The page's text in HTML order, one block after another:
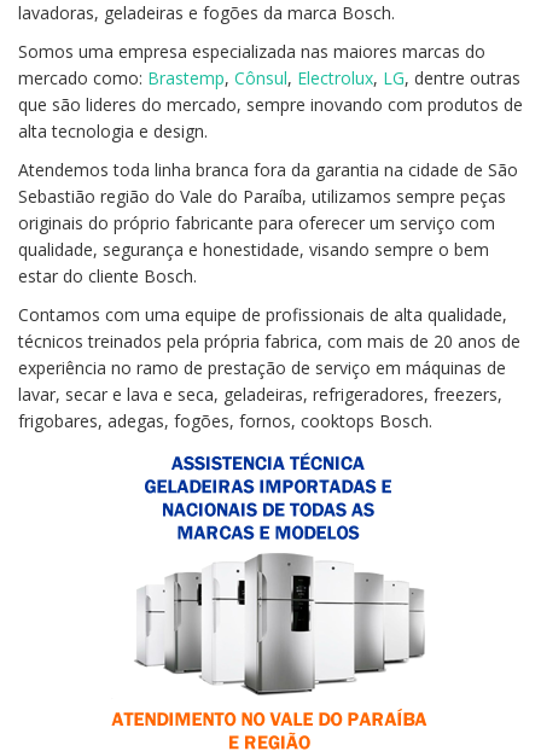
lavadoras, geladeiras e fogões da marca Bosch.
Somos uma empresa especializada nas maiores marcas do
mercado como: Brastemp, Cônsul, Electrolux, LG, dentre outras
que são lideres do mercado, sempre inovando com produtos de
alta tecnologia e design.
Atendemos toda linha branca fora da garantia na cidade de São
Sebastião região do Vale do Paraíba, utilizamos sempre peças
originais do próprio fabricante para oferecer um serviço com
qualidade, segurança e honestidade, visando sempre o bem
estar do cliente Bosch.
Contamos com uma equipe de profissionais de alta qualidade,
técnicos treinados pela própria fabrica, com mais de 20 anos de
experiência no ramo de prestação de serviço em máquinas de
lavar, secar e lava e seca, geladeiras, refrigeradores, freezers,
frigobares, adegas, fogões, fornos, cooktops Bosch.